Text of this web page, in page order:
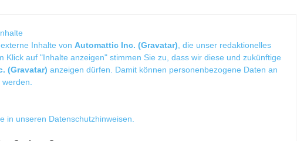
Inhalte von Automattic Inc. (Gravatar) , die unser redaktionelles
Klick auf "Inhalte anzeigen" stimmen Sie zu, dass wir diese und zukünftige
(Gravatar) anzeigen dürfen. Damit können personenbezogene Daten an
in unseren Datenschutzhinweisen